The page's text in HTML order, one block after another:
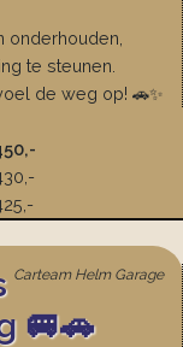
onderhouden,
te steunen.
de weg op! 🚗✨
Carteam Helm Garage
🚐🚗